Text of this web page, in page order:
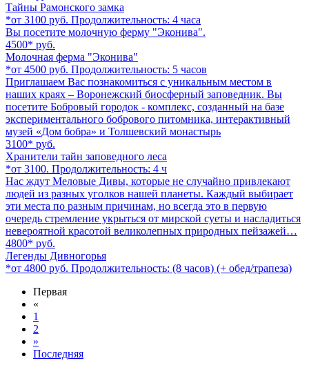
Тайны Рамонского замка
*от 3100 руб. Продолжительность: 4 часа
Вы посетите молочную ферму "Эконива".
4500* руб.
Молочная ферма "Эконива"
*от 4500 руб. Продолжительность: 5 часов
Приглашаем Вас познакомиться с уникальным местом в
наших краях – Воронежский биосферный заповедник. Вы
посетите Бобровый городок - комплекс, созданный на базе
экспериментального бобрового питомника, интерактивный
музей «Дом бобра» и Толшевский монастырь
3100* руб.
Хранители тайн заповедного леса
*от 3100. Продолжительность: 4 ч
Нас ждут Меловые Дивы, которые не случайно привлекают
людей из разных уголков нашей планеты. Каждый выбирает
эти места по разным причинам, но всегда это в первую
очередь стремление укрыться от мирской суеты и насладиться
невероятной красотой великолепных природных пейзажей…
4800* руб.
Легенды Дивногорья
*от 4800 руб. Продолжительность: (8 часов) (+ обед/трапеза)
Первая
«
1
2
»
Последняя